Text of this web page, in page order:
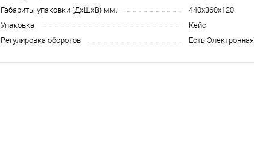
Габариты упаковки (ДхШхВ) мм.
440х360х120
Упаковка
Кейс
Регулировка оборотов
Есть Электронная